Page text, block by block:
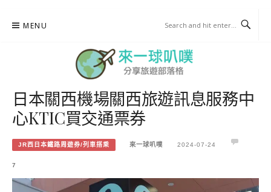
MENU
來一球叭噗
分享日本自助部落格
日本關西機場關西旅遊訊息服務中
心KTIC買交通票券
JR西日本鐵路周遊券/列車搭乘 來一球叭噗 2024-07-24
7